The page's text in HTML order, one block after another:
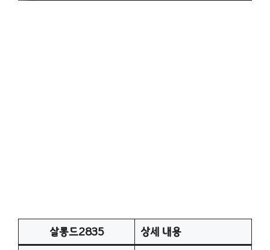
살롱드2835 상세 내용